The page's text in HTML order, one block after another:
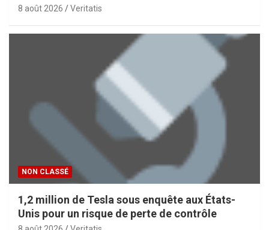
8 août 2026 Veritatis
NON CLASSÉ
1,2 million de Tesla sous enquête aux États-
Unis pour un risque de perte de contrôle